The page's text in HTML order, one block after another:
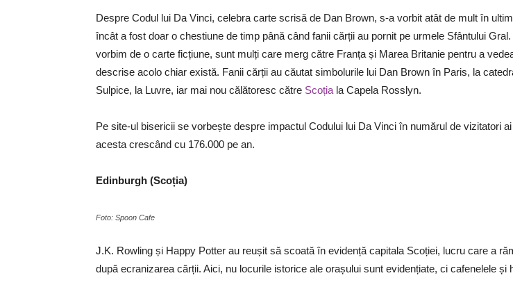
Despre Codul lui Da Vinci, celebra carte scrisă de Dan Brown, s-a vorbit atât de mult în
încât a fost doar o chestiune de timp până când fanii cărții au pornit pe urmele Sfântului
vorbim de o carte ficțiune, sunt mulți care merg către Franța și Marea Britanie pentru a
descrise acolo chiar există. Fanii cărții au căutat simbolurile lui Dan Brown în Paris, la
Sulpice, la Luvre, iar mai nou călătoresc către Scoția la Capela Rosslyn.
Pe site-ul bisericii se vorbește despre impactul Codului lui Da Vinci în numărul de vizitatori
acesta crescând cu 176.000 pe an.
Edinburgh (Scoția)
Foto: Spoon Cafe
J.K. Rowling și Happy Potter au reușit să scoată în evidență capitala Scoției, lucru care a
după ecranizarea cărții. Aici, nu locurile istorice ale orașului sunt evidențiate, ci cafenelele și